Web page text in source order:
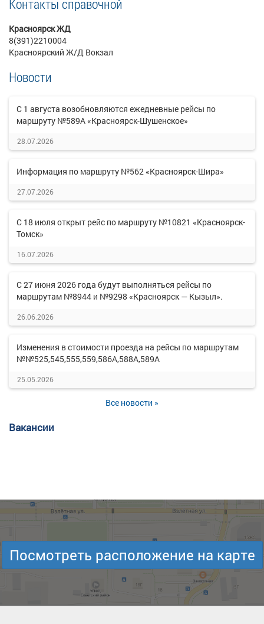
Контакты справочной
Красноярск ЖД
8(391)2210004
Красноярский Ж/Д Вокзал
Новости
С 1 августа возобновляются ежедневные рейсы по
маршруту №589А «Красноярск-Шушенское»
28.07.2026
Информация по маршруту №562 «Красноярск-Шира»
27.07.2026
С 18 июля открыт рейс по маршруту №10821 «Красноярск-
Томск»
16.07.2026
С 27 июня 2026 года будут выполняться рейсы по
маршрутам №8944 и №9298 «Красноярск — Кызыл».
26.06.2026
Изменения в стоимости проезда на рейсы по маршрутам
№№525,545,555,559,586А,588А,589А
25.05.2026
Все новости »
Вакансии
Посмотреть расположение на карте